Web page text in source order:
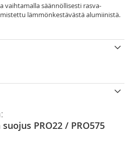
vaihtamalla säännöllisesti rasva-
lämmönkestävästä alumiinistä.
PRO22 / PRO575